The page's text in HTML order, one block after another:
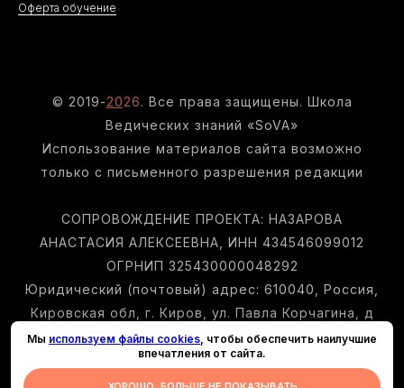
Оферта обучение
© 2019-2026. Все права защищены. Школа
Ведических знаний «SoVA»
Использование материалов сайта возможно
только с письменного разрешения редакции
СОПРОВОЖДЕНИЕ ПРОЕКТА: НАЗАРОВА
АНАСТАСИЯ АЛЕКСЕЕВНА, ИНН 434546099012
ОГРНИП 325430000048292
Юридический (почтовый) адрес: 610040, Россия,
Кировская обл, г. Киров, ул. Павла Корчагина, д
240, корп. 3, кв. 291
+7-862-279-49-70| Email:sova@school-
sova.ru
Мы используем файлы cookies, чтобы обеспечить наилучшие
впечатления от сайта.